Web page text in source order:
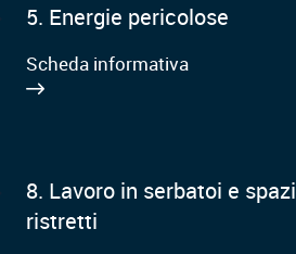
5. Energie pericolose
Scheda informativa
8. Lavoro in serbatoi e spazi
ristretti